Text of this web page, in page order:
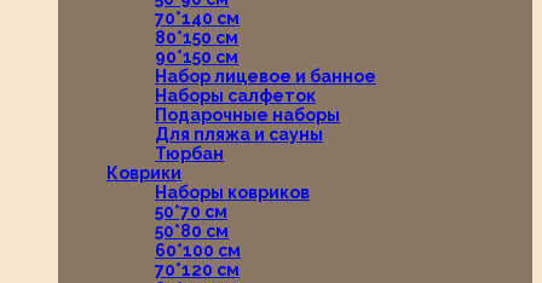
70*140 см
80*150 см
90*150 см
Набор лицевое и банное
Наборы салфеток
Подарочные наборы
Для пляжа и сауны
Тюрбан
Коврики
Наборы ковриков
50*70 см
50*80 см
60*100 см
70*120 см